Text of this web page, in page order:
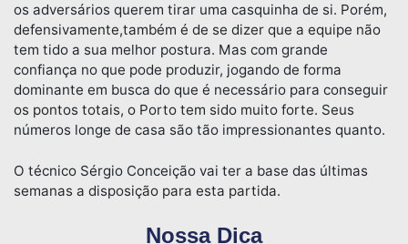
os adversários querem tirar uma casquinha de si. Porém,
defensivamente,também é de se dizer que a equipe não
tem tido a sua melhor postura. Mas com grande
confiança no que pode produzir, jogando de forma
dominante em busca do que é necessário para conseguir
os pontos totais, o Porto tem sido muito forte. Seus
números longe de casa são tão impressionantes quanto.
O técnico Sérgio Conceição vai ter a base das últimas
semanas a disposição para esta partida.
Nossa Dica